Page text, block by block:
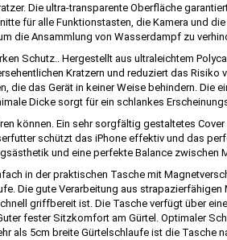
Die ultra-transparente Oberfläche
für alle Funktionstasten, die Kamera und
die Ansammlung von Wasserdampf zu
Schutz.. Hergestellt aus ultraleichtem
Kratzern und reduziert das
die das Gerät in keiner Weise behindern.
Dicke sorgt für ein schlankes
können. Ein sehr sorgfältig gestaltetes
schützt das iPhone effektiv und das
und eine perfekte Balance zwischen
in der praktischen Tasche mit
Die gute Verarbeitung aus
griffbereit ist. Die Tasche verfügt über
fester Sitzkomfort am Gürtel. Optimaler
als 5cm breite Gürtelschlaufe ist die Tasche